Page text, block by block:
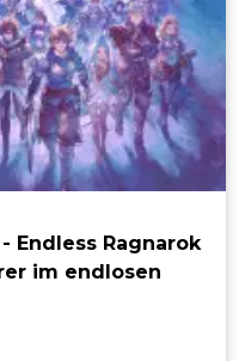
Endless Ragnarok
im endlosen